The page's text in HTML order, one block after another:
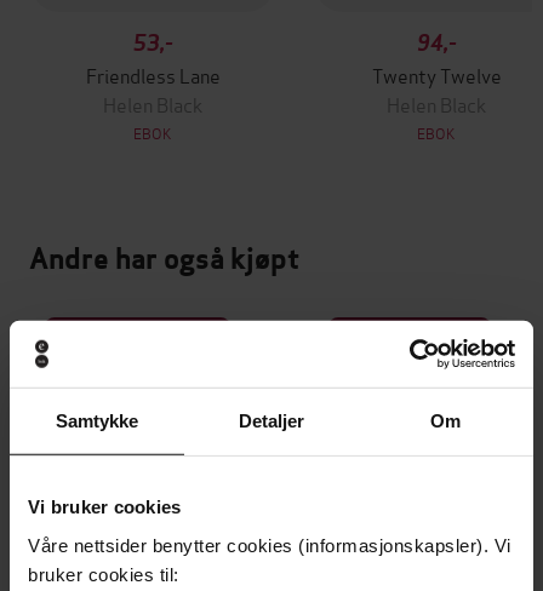
Samtykke Detaljer Om
Vi bruker cookies
Våre nettsider benytter cookies (informasjonskapsler). Vi
bruker cookies til:
53,-
Friendless Lane
Helen Black
EBOK
94,-
Twenty Twelve
Helen Black
EBOK
Andre har også kjøpt
Første gang på tilbud